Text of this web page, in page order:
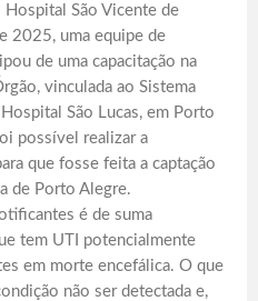
São Vicente de
2025, uma equipe de
de uma capacitação na
vinculada ao Sistema
São Lucas, em Porto
possível realizar a
que fosse feita a captação
de Porto Alegre.
é de suma
tem UTI potencialmente
em morte encefálica. O que
não ser detectada e,